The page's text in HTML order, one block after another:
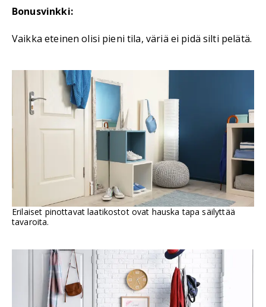
Bonusvinkki:
Vaikka eteinen olisi pieni tila, väriä ei pidä silti pelätä.
Erilaiset pinottavat laatikostot ovat hauska tapa säilyttää
tavaroita.